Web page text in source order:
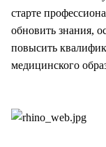
старте
обновить знания,
повысить
медицинского